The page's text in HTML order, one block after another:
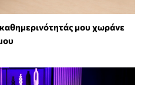
μου χωράνε